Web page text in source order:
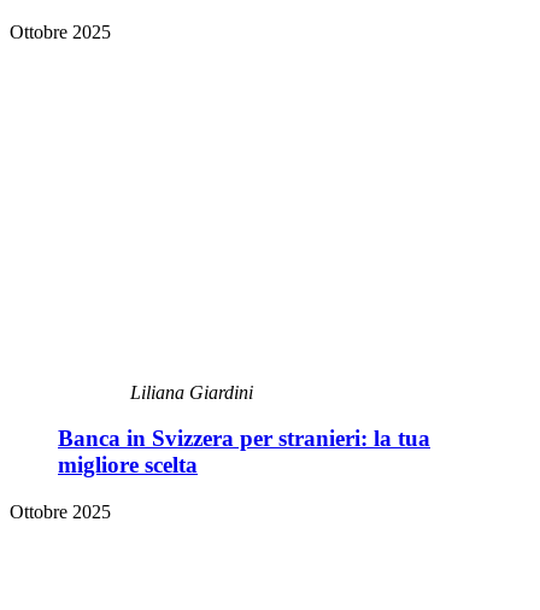
Ottobre 2025
Liliana Giardini
Banca in Svizzera per stranieri: la tua
migliore scelta
Ottobre 2025